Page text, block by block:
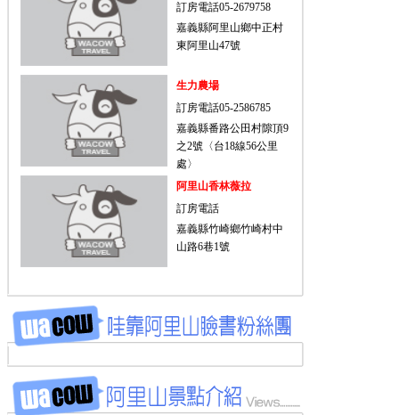
訂房電話05-2679758
嘉義縣阿里山鄉中正村
東阿里山47號
生力農場
訂房電話05-2586785
嘉義縣番路公田村隙頂9
之2號〈台18線56公里
處〉
阿里山香林薇拉
訂房電話
嘉義縣竹崎鄉竹崎村中
山路6巷1號